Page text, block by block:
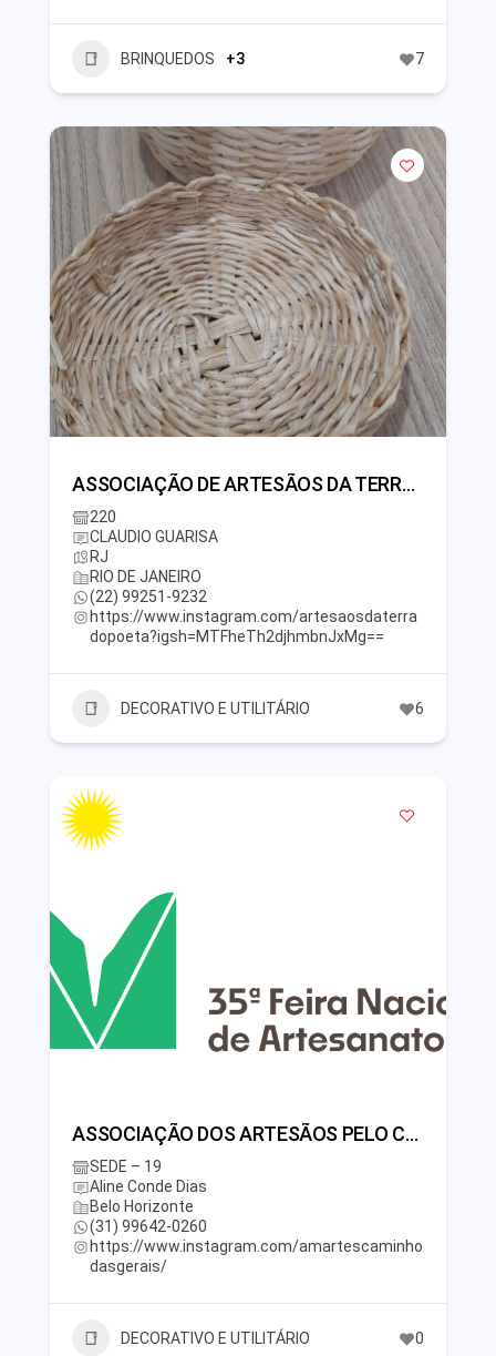
BRINQUEDOS +3 7
ASSOCIAÇÃO DE ARTESÃOS DA TERRA DO POETA
220
CLAUDIO GUARISA
RJ
RIO DE JANEIRO
(22) 99251-9232
https://www.instagram.com/artesaosdaterra
dopoeta?igsh=MTFheTh2djhmbnJxMg==
DECORATIVO E UTILITÁRIO 6
ASSOCIAÇÃO DOS ARTESÃOS PELO CAMINHO DAS GERAIS – AMARTES
SEDE – 19
Aline Conde Dias
Belo Horizonte
(31) 99642-0260
https://www.instagram.com/amartescaminho
dasgerais/
DECORATIVO E UTILITÁRIO 0